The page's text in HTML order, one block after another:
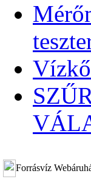
Forrásvíz